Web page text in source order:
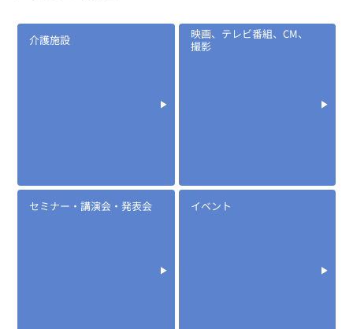
介護施設
映画、テレビ番組、CM、
撮影
セミナー・講演会・発表会 イベント